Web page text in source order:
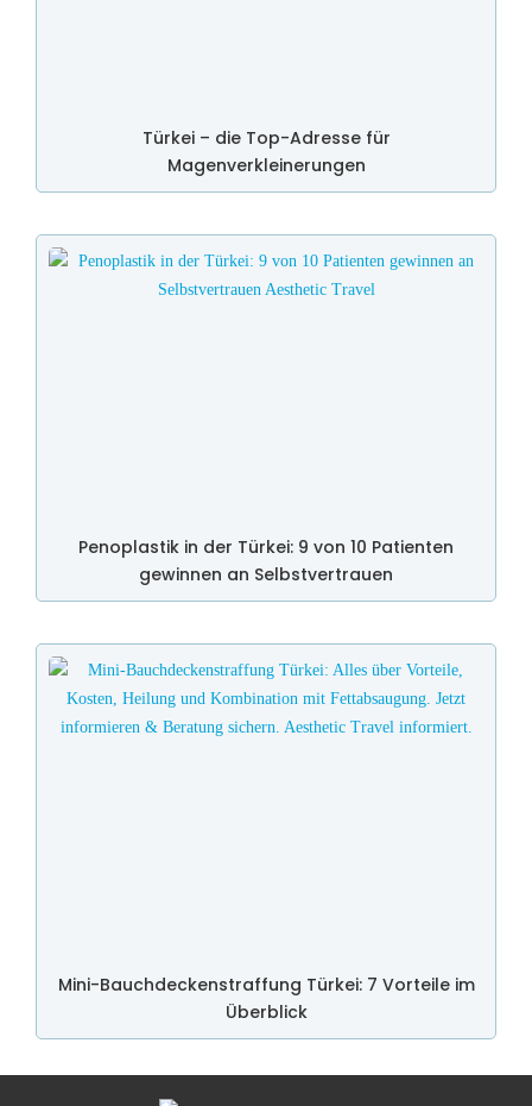
Türkei – die Top-Adresse für
Magenverkleinerungen
Penoplastik in der Türkei: 9 von 10 Patienten
gewinnen an Selbstvertrauen
Mini-Bauchdeckenstraffung Türkei: 7 Vorteile im
Überblick